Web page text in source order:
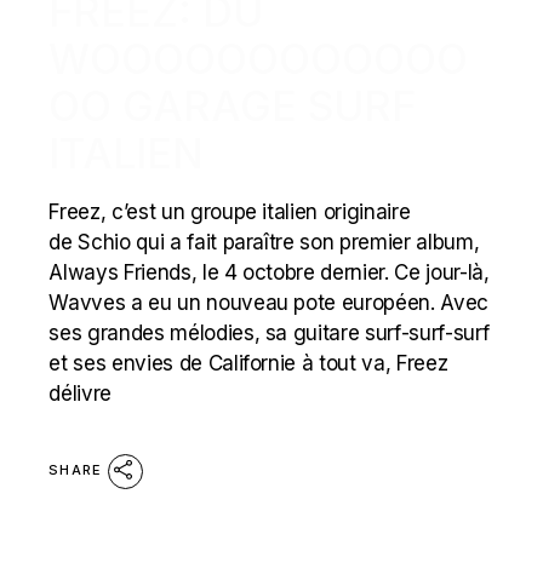
Freez, c’est un groupe italien originaire
de Schio qui a fait paraître son premier album,
Always Friends, le 4 octobre dernier. Ce jour-là,
Wavves a eu un nouveau pote européen. Avec
ses grandes mélodies, sa guitare surf-surf-surf
et ses envies de Californie à tout va, Freez
délivre
SHARE